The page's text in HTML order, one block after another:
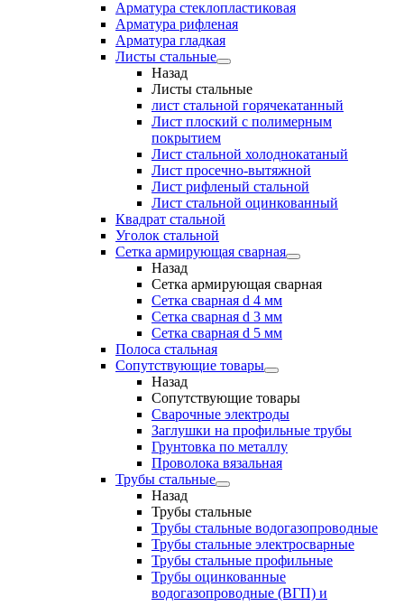
Арматура стеклопластиковая
Арматура рифленая
Арматура гладкая
Листы стальные
Назад
Листы стальные
лист стальной горячекатанный
Лист плоский с полимерным
покрытием
Лист стальной холоднокатаный
Лист просечно-вытяжной
Лист рифленый стальной
Лист стальной оцинкованный
Квадрат стальной
Уголок стальной
Сетка армирующая сварная
Назад
Сетка армирующая сварная
Сетка сварная d 4 мм
Сетка сварная d 3 мм
Сетка сварная d 5 мм
Полоса стальная
Сопутствующие товары
Назад
Сопутствующие товары
Сварочные электроды
Заглушки на профильные трубы
Грунтовка по металлу
Проволока вязальная
Трубы стальные
Назад
Трубы стальные
Трубы стальные водогазопроводные
Трубы стальные электросварные
Трубы стальные профильные
Трубы оцинкованные
водогазопроводные (ВГП) и